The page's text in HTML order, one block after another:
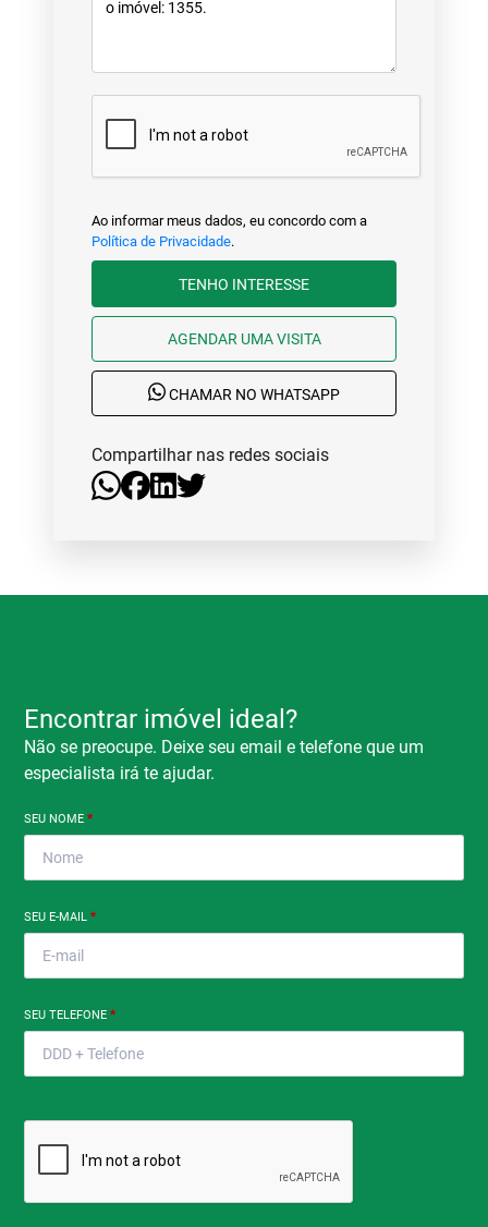
Ao informar meus dados, eu concordo com a
Política de Privacidade.
TENHO INTERESSE
AGENDAR UMA VISITA
CHAMAR NO WHATSAPP
Compartilhar nas redes sociais
Encontrar imóvel ideal?
Não se preocupe. Deixe seu email e telefone que um
especialista irá te ajudar.
SEU NOME*
SEU E-MAIL*
SEU TELEFONE*